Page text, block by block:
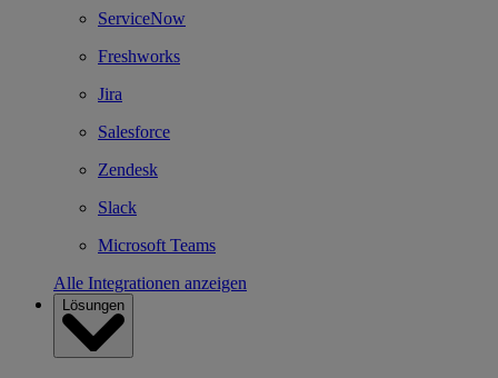
ServiceNow
Freshworks
Jira
Salesforce
Zendesk
Slack
Microsoft Teams
Alle Integrationen anzeigen
Lösungen